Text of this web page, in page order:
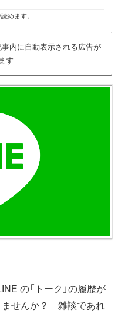
めます。
内に自動表示される広告が
す
の「トーク」の履歴が
ませんか？ 雑談であれ